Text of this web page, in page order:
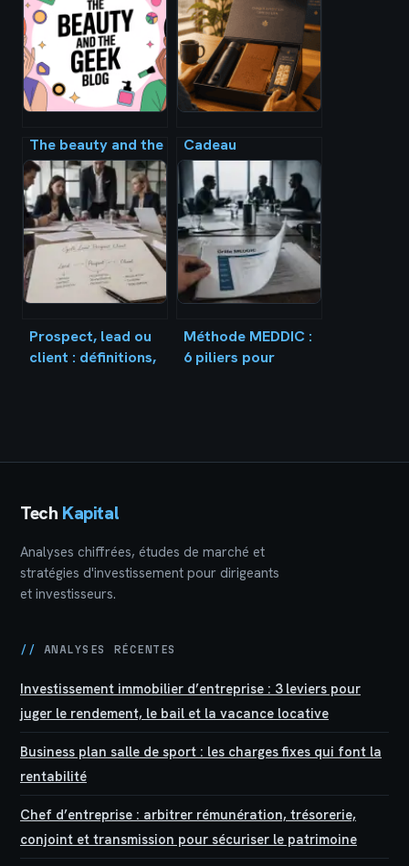
The beauty and the
geek blog : guide
complet pour
lancer et faire
rayonner votre
concept
Cadeau
d’entreprise
original : 3 leviers
pour transformer
un objet
publicitaire en
vecteur de
fidélisation
Prospect, lead ou
client : définitions,
Méthode MEDDIC :
6 piliers pour
Tech Kapital
Analyses chiffrées, études de marché et
stratégies d'investissement pour dirigeants
et investisseurs.
// ANALYSES RÉCENTES
Investissement immobilier d’entreprise : 3 leviers pour
juger le rendement, le bail et la vacance locative
Business plan salle de sport : les charges fixes qui font la
rentabilité
Chef d’entreprise : arbitrer rémunération, trésorerie,
conjoint et transmission pour sécuriser le patrimoine